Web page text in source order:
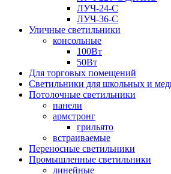
ЛУЧ-24-С
ЛУЧ-36-С
Уличные светильники
консольные
100Вт
50Вт
Для торговых помещений
Светильники для школьных и
Потолочные светильники
панели
армстронг
грильято
встраиваемые
Переносные светильники
Промышленные светильники
линейные